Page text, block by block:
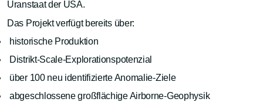
Uranstaat der USA.
Das Projekt verfügt bereits über:
historische Produktion
Distrikt-Scale-Explorationspotenzial
über 100 neu identifizierte Anomalie-Ziele
abgeschlossene großflächige Airborne-Geophysik